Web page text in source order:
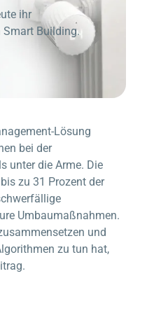
ihr
Smart Building.
Lösung
bei der
unter die Arme. Die
zu 31 Prozent der
Umbaumaßnahmen.
und
zu tun hat,